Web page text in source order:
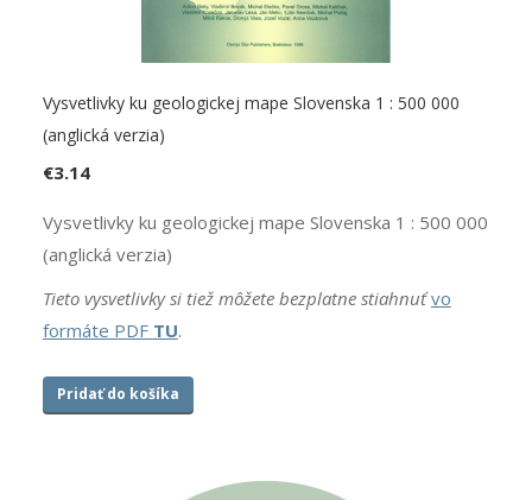
Vysvetlivky ku geologickej mape Slovenska 1 : 500 000
(anglická verzia)
€3.14
Vysvetlivky ku geologickej mape Slovenska 1 : 500 000
(anglická verzia)
Tieto vysvetlivky si tiež môžete bezplatne stiahnuť vo
formáte PDF TU.
Pridať do košíka